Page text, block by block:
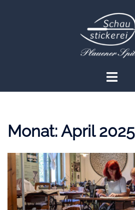
Menü
Monat:April 2025